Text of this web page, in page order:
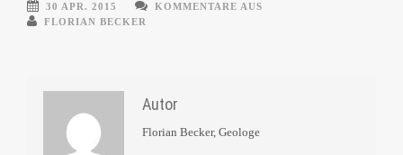
30 APR. 2015
KOMMENTARE AUS
FLORIAN BECKER
Autor
Florian Becker, Geologe